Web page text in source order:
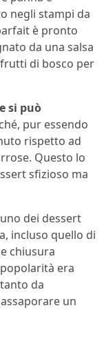
negli stampi da
è pronto
da una salsa
di bosco per
si può
pur essendo
rispetto ad
Questo lo
sfizioso ma
dei dessert
incluso quello di
chiusura
era
da
un